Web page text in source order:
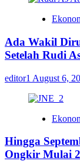
Ada Wakil
Setelah Rudi
editor1 August 6,
Hingga
Ongkir Mulai